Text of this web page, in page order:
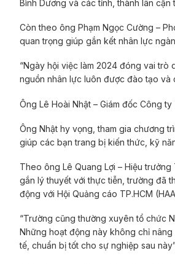
Bình Dương và các tỉnh, thành lân cận
Còn theo ông Phạm Ngọc Cường –
quan trọng giúp gắn kết nhân lực
“Ngày hội việc làm 2024 đóng vai trò
nguồn nhân lực luôn được đào tạo và
Ông Lê Hoài Nhật – Giám đốc Công
Ông Nhật hy vọng, tham gia chương
giúp các bạn trang bị kiến thức, kỹ
Theo ông Lê Quang Lợi – Hiệu
gắn lý thuyết với thực tiễn, trường đã
động với Hội Quảng cáo TP.HCM
“Trường cũng thường xuyên tổ chức
Những hoạt động này không chỉ
tế, chuẩn bị tốt cho sự nghiệp sau